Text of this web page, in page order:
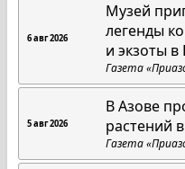
6 авг 2026
Музей
легенды
и экзоты
Газета
5 авг 2026
В Азове
растений
Газета